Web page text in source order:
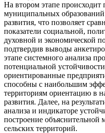
На втором этапе
муниципальных
развития, что позволяет
показатели социальной,
духовной и экономической
подтвердив выводы
этапе системного анализа
потенциальной
ориентированные
способны с наибольшим
территориям ориентацию в
развития. Далее, на
анализа и индикаторе
построение объяснительной
сельских территорий.